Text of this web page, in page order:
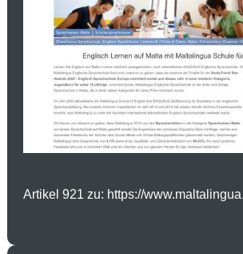
Artikel 921 zu: https://